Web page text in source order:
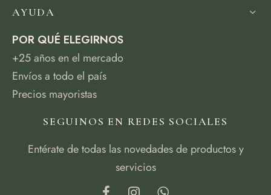
AYUDA
POR QUÉ ELEGIRNOS
+25 años en el mercado
Envíos a todo el país
Precios mayoristas
SEGUINOS EN REDES SOCIALES
Entérate de todas las novedades de productos y
servicios